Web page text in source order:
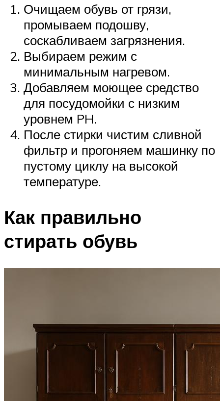
Очищаем обувь от грязи,
промываем подошву,
соскабливаем загрязнения.
Выбираем режим с
минимальным нагревом.
Добавляем моющее средство
для посудомойки с низким
уровнем PH.
После стирки чистим сливной
фильтр и прогоняем машинку по
пустому циклу на высокой
температуре.
Как правильно
стирать обувь